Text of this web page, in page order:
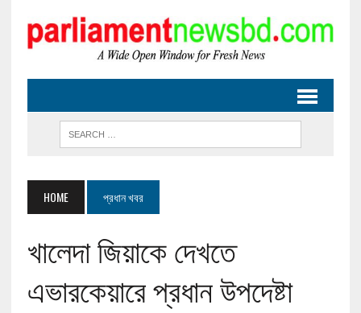
HOME প্রধান খবর
খালেদা জিয়াকে দেখতে
এভারকেয়ারে প্রধান উপদেষ্টা